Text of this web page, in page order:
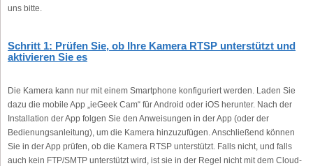
uns bitte.
Schritt 1: Prüfen Sie, ob Ihre Kamera RTSP unterstützt und
aktivieren Sie es
Die Kamera kann nur mit einem Smartphone konfiguriert werden. Laden Sie
dazu die mobile App „ieGeek Cam“ für Android oder iOS herunter. Nach der
Installation der App folgen Sie den Anweisungen in der App (oder der
Bedienungsanleitung), um die Kamera hinzuzufügen. Anschließend können
Sie in der App prüfen, ob die Kamera RTSP unterstützt. Falls nicht, und falls
auch kein FTP/SMTP unterstützt wird, ist sie in der Regel nicht mit dem Cloud-